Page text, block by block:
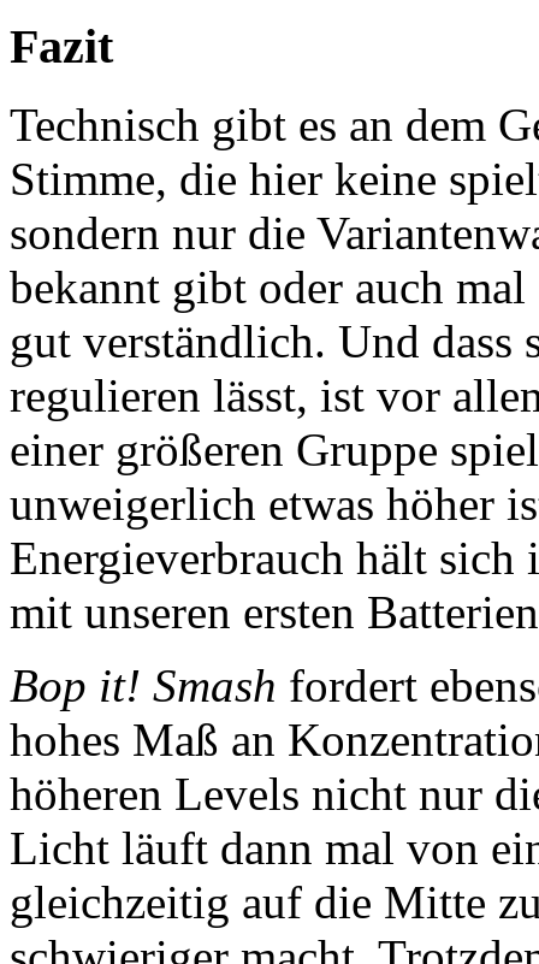
Fazit
Technisch gibt es an dem
Stimme, die hier keine
sondern nur die
bekannt gibt oder auch
gut verständlich. Und
regulieren lässt, ist vor
einer größeren Gruppe
unweigerlich etwas höher
Energieverbrauch hält
mit unseren ersten
Bop it! Smash fordert
hohes Maß an
höheren Levels nicht nur
Licht läuft dann mal von
gleichzeitig auf die Mitte